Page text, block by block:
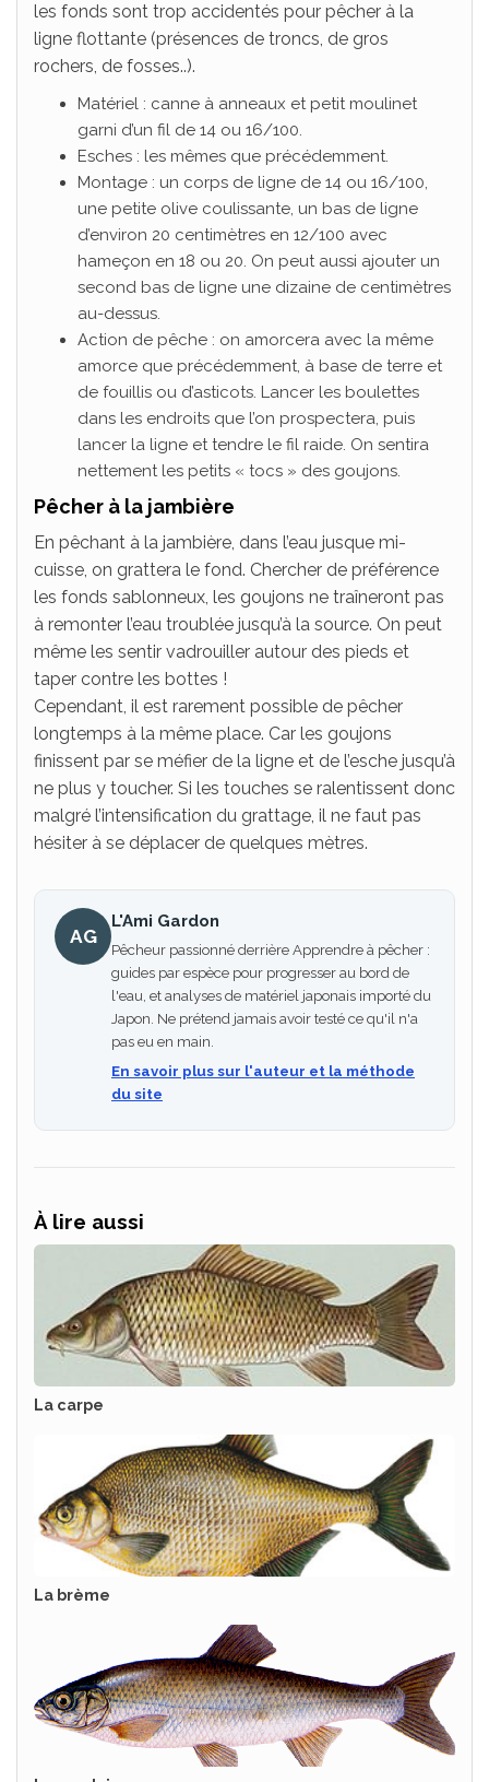
les fonds sont trop accidentés pour pêcher à la
ligne flottante (présences de troncs, de gros
rochers, de fosses..).
Matériel : canne à anneaux et petit moulinet
garni d’un fil de 14 ou 16/100.
Esches : les mêmes que précédemment.
Montage : un corps de ligne de 14 ou 16/100,
une petite olive coulissante, un bas de ligne
d’environ 20 centimètres en 12/100 avec
hameçon en 18 ou 20. On peut aussi ajouter un
second bas de ligne une dizaine de centimètres
au-dessus.
Action de pêche : on amorcera avec la même
amorce que précédemment, à base de terre et
de fouillis ou d’asticots. Lancer les boulettes
dans les endroits que l’on prospectera, puis
lancer la ligne et tendre le fil raide. On sentira
nettement les petits « tocs » des goujons.
Pêcher à la jambière
En pêchant à la jambière, dans l’eau jusque mi-
cuisse, on grattera le fond. Chercher de préférence
les fonds sablonneux, les goujons ne traîneront pas
à remonter l’eau troublée jusqu’à la source. On peut
même les sentir vadrouiller autour des pieds et
taper contre les bottes !
Cependant, il est rarement possible de pêcher
longtemps à la même place. Car les goujons
finissent par se méfier de la ligne et de l’esche jusqu’à
ne plus y toucher. Si les touches se ralentissent donc
malgré l’intensification du grattage, il ne faut pas
hésiter à se déplacer de quelques mètres.
AG
L'Ami Gardon
Pêcheur passionné derrière Apprendre à pêcher :
guides par espèce pour progresser au bord de
l'eau, et analyses de matériel japonais importé du
Japon. Ne prétend jamais avoir testé ce qu'il n'a
pas eu en main.
En savoir plus sur l'auteur et la méthode
du site
À lire aussi
La carpe
La brème